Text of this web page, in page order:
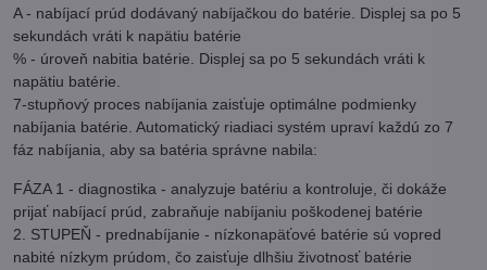
A - nabíjací prúd dodávaný nabíjačkou do batérie. Displej sa po 5
sekundách vráti k napätiu batérie
% - úroveň nabitia batérie. Displej sa po 5 sekundách vráti k
napätiu batérie.
7-stupňový proces nabíjania zaisťuje optimálne podmienky
nabíjania batérie. Automatický riadiaci systém upraví každú zo 7
fáz nabíjania, aby sa batéria správne nabila:
FÁZA 1 - diagnostika - analyzuje batériu a kontroluje, či dokáže
prijať nabíjací prúd, zabraňuje nabíjaniu poškodenej batérie
2. STUPEŇ - prednabíjanie - nízkonapäťové batérie sú vopred
nabité nízkym prúdom, čo zaisťuje dlhšiu životnosť batérie